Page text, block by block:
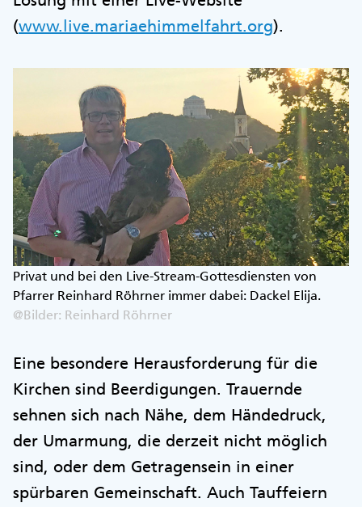
(www.live.mariaehimmelfahrt.org).
Privat und bei den Live-Stream-Gottesdiensten von
Pfarrer Reinhard Röhrner immer dabei: Dackel Elija.
@Bilder: Reinhard Röhrner
Eine besondere Herausforderung für die
Kirchen sind Beerdigungen. Trauernde
sehnen sich nach Nähe, dem Händedruck,
der Umarmung, die derzeit nicht möglich
sind, oder dem Getragensein in einer
spürbaren Gemeinschaft. Auch Tauffeiern